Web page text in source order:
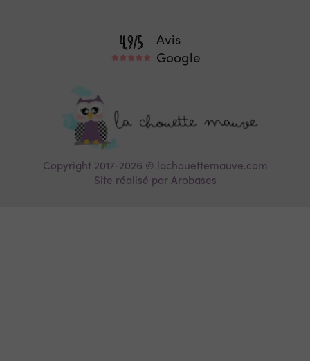
Avis
Google
Copyright 2017-2026 © lachouettemauve.com
Site réalisé par Arobases